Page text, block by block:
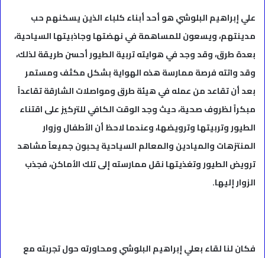
علي إبراهيم البلوشي هو أحد أبناء كلباء الذين يسكنهم حب
مدينتهم، ويسعون للمساهمة في نهضتها وجاذبيتها السياحية،
بعدة طرق، وقد وجد في هوايته تربية الطيور أحسن طريقة لذلك،
وقد واتته فرصة ممارسة هذه الهواية بشكل مكثف ومستمر
بعد أن تقاعد من عمله في هيئة طرق ومواصلات الشارقة تقاعداً
مبكراً لظروف صحية، حيث وجد الوقت الكافي للتركيز على اقتناء
الطيور وتربيتها وترويضها، وعندما لاحظ أن الأطفال وزوار
المنتزهات والميادين والمعالم السياحية يحبون جميعاً مشاهد
ترويض الطيور وتغذيتها نقل ممارسته إلى تلك الأماكن، فجذب
الزوار إليها.
فكان لنا لقاء بعلي إبراهيم البلوشي ومحاورته حول تجربته مع